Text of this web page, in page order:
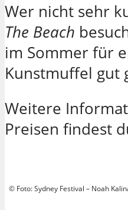
Wer nicht sehr
The Beach
im Sommer für
Kunstmuffel gut
Weitere
Preisen findest
© Foto: Sydney Festival – Noah